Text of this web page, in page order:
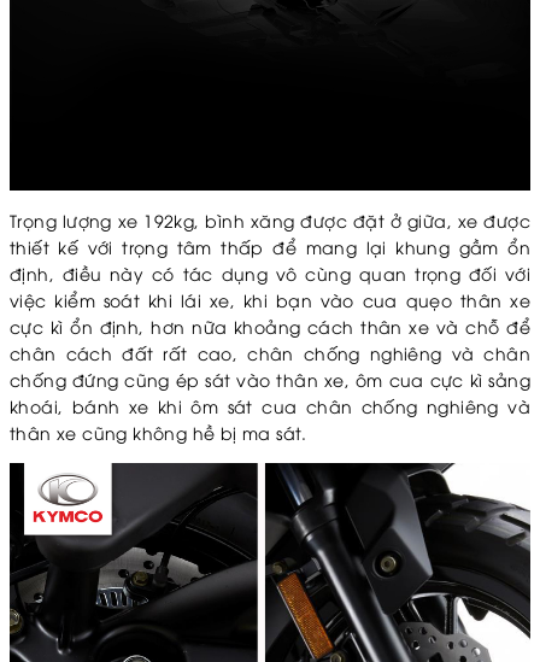
Trọng lượng xe 192kg, bình xăng được đặt ở giữa, xe được
thiết kế với trọng tâm thấp để mang lại khung gầm ổn
định, điều này có tác dụng vô cùng quan trọng đối với
việc kiểm soát khi lái xe, khi bạn vào cua quẹo thân xe
cực kì ổn định, hơn nữa khoảng cách thân xe và chỗ để
chân cách đất rất cao, chân chống nghiêng và chân
chống đứng cũng ép sát vào thân xe, ôm cua cực kì sảng
khoái, bánh xe khi ôm sát cua chân chống nghiêng và
thân xe cũng không hề bị ma sát.